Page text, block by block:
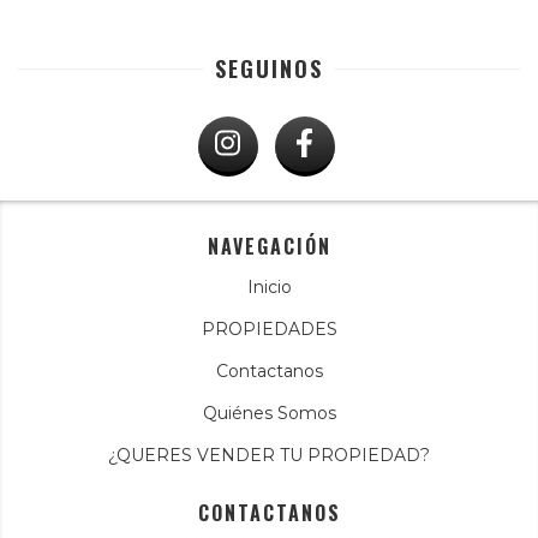
SEGUINOS
NAVEGACIÓN
Inicio
PROPIEDADES
Contactanos
Quiénes Somos
¿QUERES VENDER TU PROPIEDAD?
CONTACTANOS